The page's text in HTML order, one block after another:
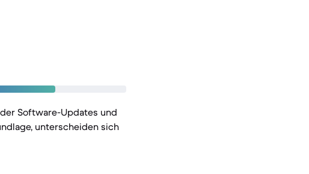
Software-Updates und
unterscheiden sich